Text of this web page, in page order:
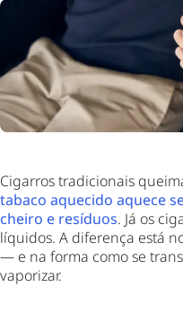
Cigarros tradicionais
tabaco aquecido aquece
cheiro e resíduos. Já os
líquidos. A diferença está
— e na forma como se
vaporizar.